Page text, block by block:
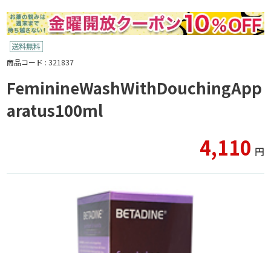
商品コード : 321837
FeminineWashWithDouchingApp
aratus100ml
4,110 円